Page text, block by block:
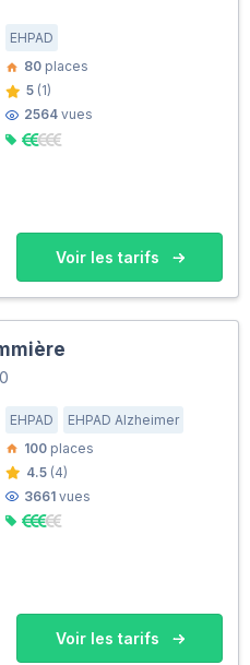
EHPAD
80 places
5 (1)
2564 vues
Voir les tarifs
EHPAD
EHPAD Alzheimer
100 places
4.5 (4)
3661 vues
Voir les tarifs